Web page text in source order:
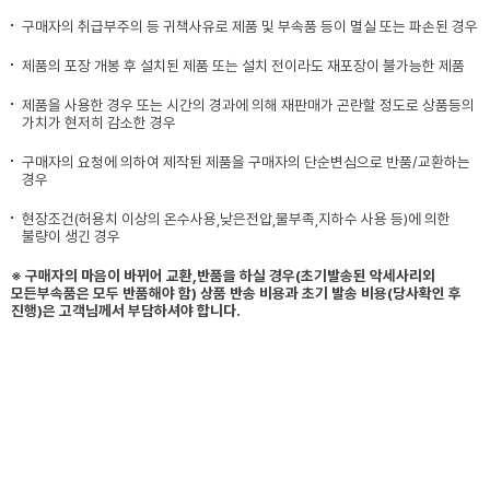
구매자의 취급부주의 등 귀책사유로 제품 및 부속품 등이 멸실 또는 파손된 경우
제품의 포장 개봉 후 설치된 제품 또는 설치 전이라도 재포장이 불가능한 제품
제품을 사용한 경우 또는 시간의 경과에 의해 재판매가 곤란할 정도로 상품등의
가치가 현저히 감소한 경우
구매자의 요청에 의하여 제작된 제품을 구매자의 단순변심으로 반품/교환하는
경우
현장조건(허용치 이상의 온수사용,낮은전압,물부족,지하수 사용 등)에 의한
불량이 생긴 경우
※ 구매자의 마음이 바뀌어 교환,반품을 하실 경우(초기발송된 악세사리외
모든부속품은 모두 반품해야 함) 상품 반송 비용과 초기 발송 비용(당사확인 후
진행)은 고객님께서 부담하셔야 합니다.